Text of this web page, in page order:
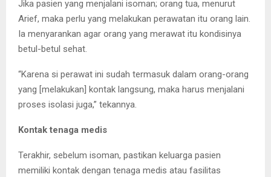
Jika pasien yang menjalani isoman; orang tua, menurut
Arief, maka perlu yang melakukan perawatan itu orang lain.
Ia menyarankan agar orang yang merawat itu kondisinya
betul-betul sehat.
“Karena si perawat ini sudah termasuk dalam orang-orang
yang [melakukan] kontak langsung, maka harus menjalani
proses isolasi juga,” tekannya.
Kontak tenaga medis
Terakhir, sebelum isoman, pastikan keluarga pasien
memiliki kontak dengan tenaga medis atau fasilitas